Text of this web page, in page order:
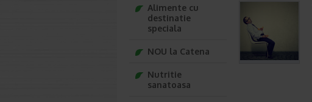
Alimente cu
destinatie
speciala
NOU la Catena
Nutritie
sanatoasa